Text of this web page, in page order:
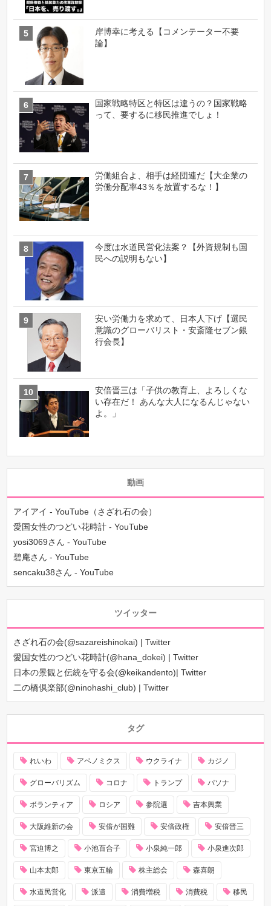
岸博幸に考える【コメンテーター不要
論】
国家戦略特区と特区は違うの？国家戦略
って、要するに移民推進でしょ！
労働組合よ、相手は経団連だ【大企業の
労働分配率43％を放置するな！】
今度は水道民営化法案？【外資規制も国
民への説明もない】
安い労働力を求めて、日本人下げ【選民
意識のグローバリスト・安斎隆セブン銀
行会長】
安倍晋三は「子供の教育上、よろしくな
い存在だ！ あんな大人になるんじゃない
よ。」
動画
アイアイ - YouTube（さざれ石の会）
愛国女性のつどい花時計 - YouTube
yosi3069さん - YouTube
碧庵さん - YouTube
sencaku38さん - YouTube
ツイッター
さざれ石の会(@sazareishinokai) | Twitter
愛国女性のつどい花時計(@hana_dokei) | Twitter
日本の景観と伝統を守る会(@keikandento)| Twitter
二の橋倶楽部(@ninohashi_club) | Twitter
タグ
れいわ アベノミクス ウクライナ カジノ
グローバリズム コロナ トランプ パソナ
ボランティア ロシア 参院選 吉本興業
大阪維新の会 安倍が国難 安倍政権 安倍晋三
宮迫博之 小池百合子 小泉純一郎 小泉進次郎
山本太郎 東京五輪 株主総会 森喜朗
水道民営化 派遣 消費増税 消費税 移民